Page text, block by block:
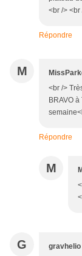
<br />
Répondre
M
<br />
BRAVO
Répondre
M
G gravhelio